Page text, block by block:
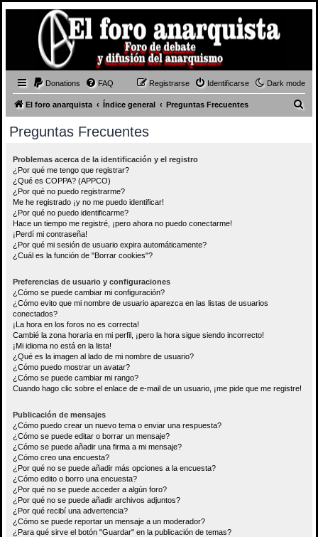
Dark mode
Donations FAQ Identificarse
Registrarse
El foro anarquista Índice general Preguntas Frecuentes
Preguntas Frecuentes
Problemas acerca de la identificación y el registro
¿Por qué me tengo que registrar?
¿Qué es COPPA? (APPCO)
¿Por qué no puedo registrarme?
Me he registrado ¡y no me puedo identificar!
¿Por qué no puedo identificarme?
Hace un tiempo me registré, ¡pero ahora no puedo conectarme!
¡Perdí mi contraseña!
¿Por qué mi sesión de usuario expira automáticamente?
¿Cuál es la función de "Borrar cookies"?
Preferencias de usuario y configuraciones
¿Cómo se puede cambiar mi configuración?
¿Cómo evito que mi nombre de usuario aparezca en las listas de usuarios
conectados?
¡La hora en los foros no es correcta!
Cambié la zona horaria en mi perfil, ¡pero la hora sigue siendo incorrecto!
¡Mi idioma no está en la lista!
¿Qué es la imagen al lado de mi nombre de usuario?
¿Cómo puedo mostrar un avatar?
¿Cómo se puede cambiar mi rango?
Cuando hago clic sobre el enlace de e-mail de un usuario, ¡me pide que me registre!
Publicación de mensajes
¿Cómo puedo crear un nuevo tema o enviar una respuesta?
¿Cómo se puede editar o borrar un mensaje?
¿Cómo se puede añadir una firma a mi mensaje?
¿Cómo creo una encuesta?
¿Por qué no se puede añadir más opciones a la encuesta?
¿Cómo edito o borro una encuesta?
¿Por qué no se puede acceder a algún foro?
¿Por qué no se puede añadir archivos adjuntos?
¿Por qué recibí una advertencia?
¿Cómo se puede reportar un mensaje a un moderador?
¿Para qué sirve el botón "Guardar" en la publicación de temas?